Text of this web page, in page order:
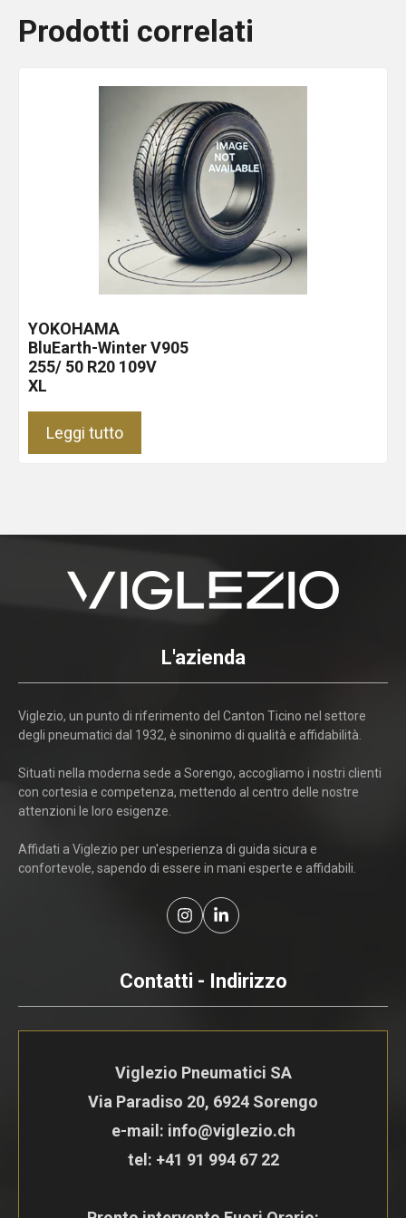
Prodotti correlati
YOKOHAMA
BluEarth-Winter V905
255/ 50 R20 109V
XL
Leggi tutto
L'azienda
Viglezio, un punto di riferimento del Canton Ticino nel settore
degli pneumatici dal 1932, è sinonimo di qualità e affidabilità.
Situati nella moderna sede a Sorengo, accogliamo i nostri clienti
con cortesia e competenza, mettendo al centro delle nostre
attenzioni le loro esigenze.
Affidati a Viglezio per un'esperienza di guida sicura e
confortevole, sapendo di essere in mani esperte e affidabili.
Contatti - Indirizzo
Viglezio Pneumatici SA
Via Paradiso 20, 6924 Sorengo
e-mail: info@viglezio.ch
tel: +41 91 994 67 22